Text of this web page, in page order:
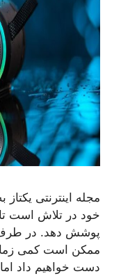
مجله اینترنتی
خود در تلاش است تا
پوشش دهد. در طرف
ممکن است کمی
دست خواهیم داد